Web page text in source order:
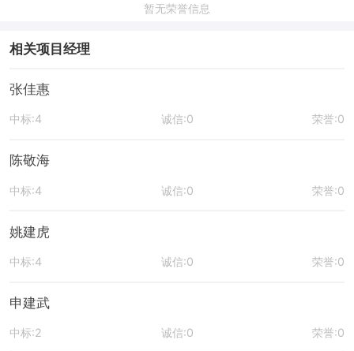
暂无荣誉信息
相关项目经理
张佳惠
中标:4 诚信:0 荣誉:0
陈敬海
中标:4 诚信:0 荣誉:0
姚建虎
中标:4 诚信:0 荣誉:0
申建武
中标:2 诚信:0 荣誉:0